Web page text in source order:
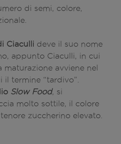
di semi, colore,
Ciaculli deve il suo nome
appunto Ciaculli, in cui
maturazione avviene nel
termine “tardivo”.
Slow Food, si
molto sottile, il colore
zuccherino elevato.